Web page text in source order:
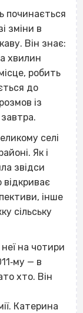
починається
зміни в
Він знає:
хвилин
робить
до
із
селі
Як і
звідси
відкриває
інше
сільську
на чотири
— в
хто. Він
Катерина